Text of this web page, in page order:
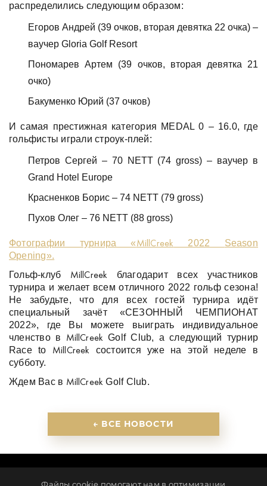
распределились следующим образом:
Егоров Андрей (39 очков, вторая девятка 22 очка) –
ваучер Gloria Golf Resort
Пономарев Артем (39 очков, вторая девятка 21
очко)
Бакуменко Юрий (37 очков)
И самая престижная категория MEDAL0 – 16.0, где
гольфисты играли строук-плей:
Петров Сергей – 70 NETT (74 gross) – ваучер в
Grand Hotel Europe
Красненков Борис – 74 NETT (79 gross)
Пухов Олег – 76 NETT (88 gross)
Фотографии турнира «MillCreek 2022 Season
Opening».
Гольф-клуб
MillCreek благодарит всех участников
турнира и желает всем отличного 2022 гольф сезона!
Не забудьте, что для всех гостей турнира идёт
специальный зачёт «СЕЗОННЫЙ ЧЕМПИОНАТ
2022», где Вы можете выиграть индивидуальное
членство в
MillCreek Golf Club, а следующий турнир
Race
to MillCreek состоится уже на этой неделе в
субботу.
Ждем Вас в MillCreek Golf Club.
← ВСЕ НОВОСТИ